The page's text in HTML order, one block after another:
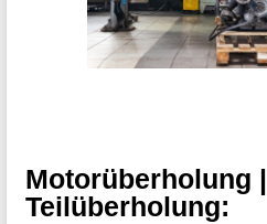
Motorüberholung |
Teilüberholung: